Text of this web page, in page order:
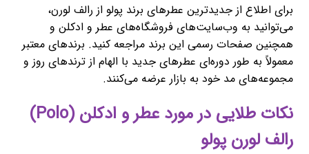
برای اطلاع از جدیدترین عطرهای برند پولو از رالف لورن،
می‌توانید به وب‌سایت‌های فروشگاه‌های عطر و ادکلن و
همچنین صفحات رسمی این برند مراجعه کنید. برندهای معتبر
معمولاً به طور دوره‌ای عطرهای جدید با الهام از ترندهای روز و
مجموعه‌های مد خود به بازار عرضه می‌کنند.
نکات طلایی در مورد عطر و ادکلن (Polo)
رالف لورن پولو